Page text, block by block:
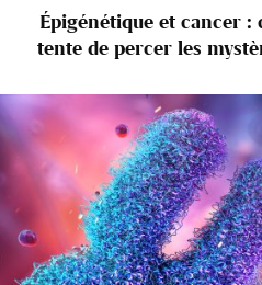
Épigénétique et cancer
tente de percer les